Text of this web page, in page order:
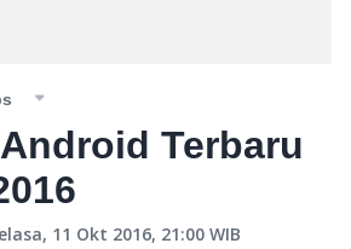
Terbaru
11 Okt 2016, 21:00 WIB